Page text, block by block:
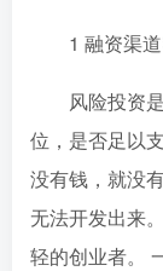
1 融资渠
风险投资
位，是否足以
没有钱，就没
无法开发出来
轻的创业者。